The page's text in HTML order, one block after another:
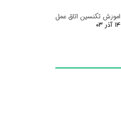
اموزش تکنسین اتاق عمل
۱۴ آذر ۰۳